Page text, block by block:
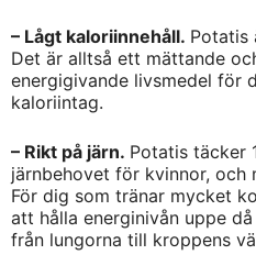
– Lågt kaloriinnehåll. Potatis
Det är alltså ett mättande
energigivande livsmedel för
kaloriintag.
– Rikt på järn. Potatis täcker
järnbehovet för kvinnor, och
För dig som tränar mycket
att hålla energinivån uppe
från lungorna till kroppens